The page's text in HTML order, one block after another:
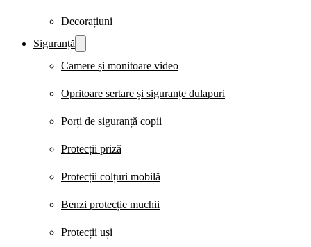
Decorațiuni
Siguranță
Camere și monitoare video
Opritoare sertare și siguranțe dulapuri
Porți de siguranță copii
Protecții priză
Protecții colțuri mobilă
Benzi protecție muchii
Protecții uși